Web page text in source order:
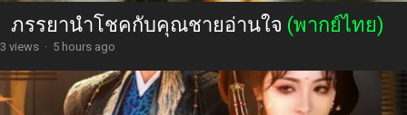
ภรรยานำโชคกับคุณชายอ่านใจ (พากย์ไทย)
3 views · 5 hours ago